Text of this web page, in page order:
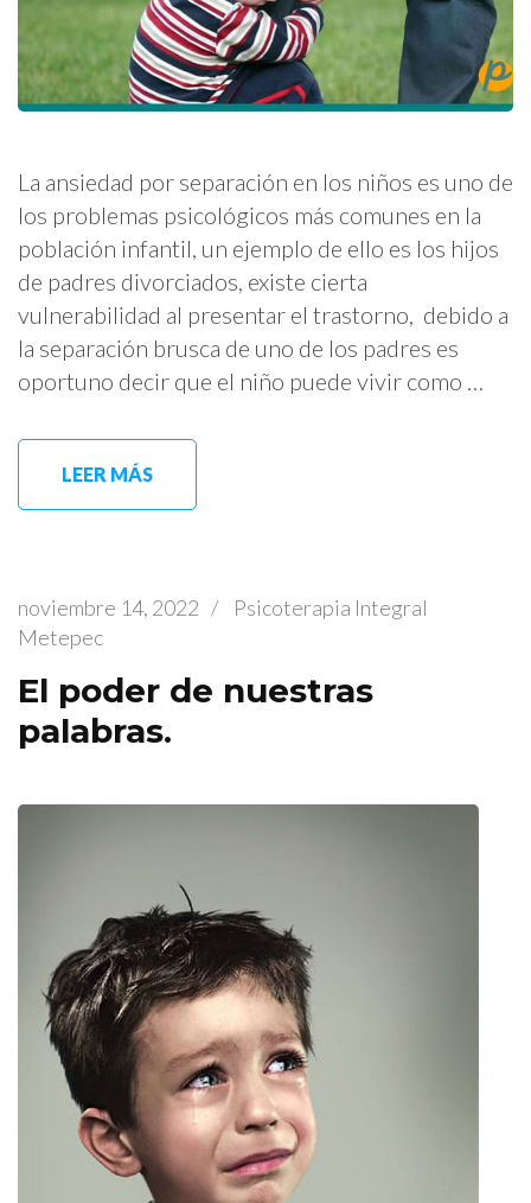
La ansiedad por separación en los niños es uno de
los problemas psicológicos más comunes en la
población infantil, un ejemplo de ello es los hijos
de padres divorciados, existe cierta
vulnerabilidad al presentar el trastorno, debido a
la separación brusca de uno de los padres es
oportuno decir que el niño puede vivir como …
LEER MÁS
noviembre 14, 2022 /
Psicoterapia Integral
Metepec
El poder de nuestras
palabras.